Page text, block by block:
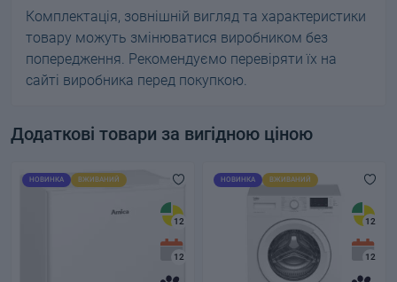
Комплектація, зовнішній вигляд та характеристики
товару можуть змінюватися виробником без
попередження. Рекомендуємо перевіряти їх на
сайті виробника перед покупкою.
Додаткові товари за вигідною ціною
НОВИНКА ВЖИВАНИЙ
12
12
НОВИНКА ВЖИВАНИЙ
12
12